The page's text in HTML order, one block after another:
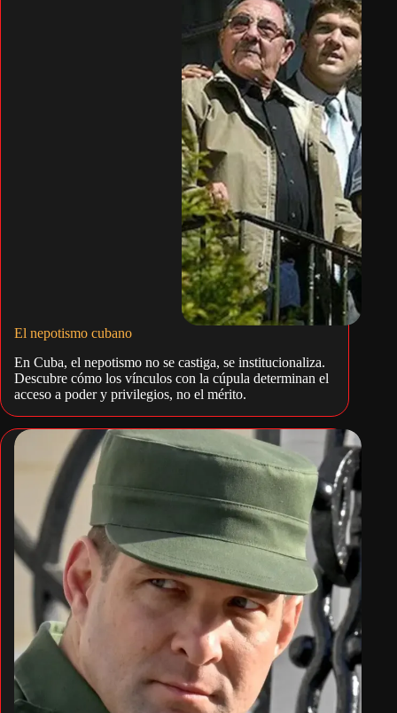
El nepotismo cubano
En Cuba, el nepotismo no se castiga, se institucionaliza.
Descubre cómo los vínculos con la cúpula determinan el
acceso a poder y privilegios, no el mérito.